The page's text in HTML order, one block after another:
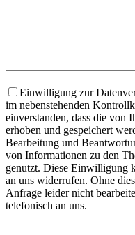
Einwilligung zur
im nebenstehenden
einverstanden, dass die von
erhoben und gespeichert
Bearbeitung und
von Informationen zu den
genutzt. Diese Einwilligung
an uns widerrufen. Ohne
Anfrage leider nicht
telefonisch an uns.